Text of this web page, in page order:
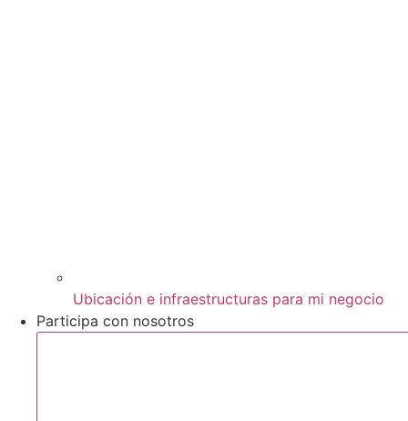
Ubicación e infraestructuras para mi negocio
Participa con nosotros